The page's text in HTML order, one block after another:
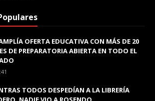
OFERTA EDUCATIVA CON MÁS DE 20
DE PREPARATORIA ABIERTA EN TODO EL
TODOS DESPEDÍAN A LA LIBRERÍA